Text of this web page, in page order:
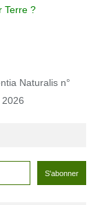
Terre ?
Naturalis n°